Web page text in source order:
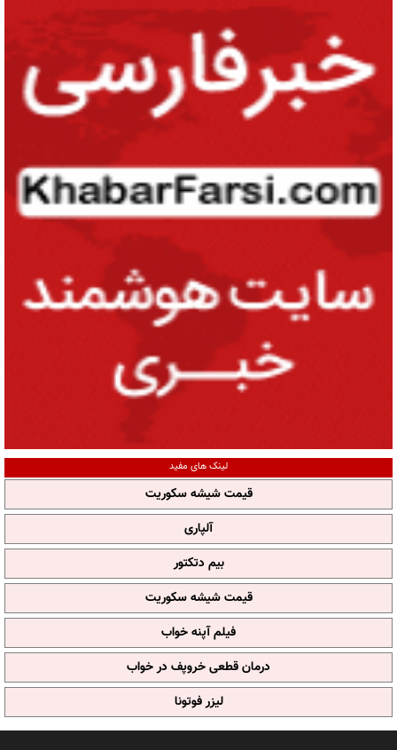
لینک های مفید
قیمت شیشه سکوریت
آلپاری
بیم دتکتور
قیمت شیشه سکوریت
فیلم آپنه خواب
درمان قطعی خروپف در خواب
لیزر فوتونا